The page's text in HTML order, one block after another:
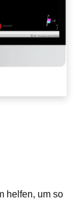
helfen, um so